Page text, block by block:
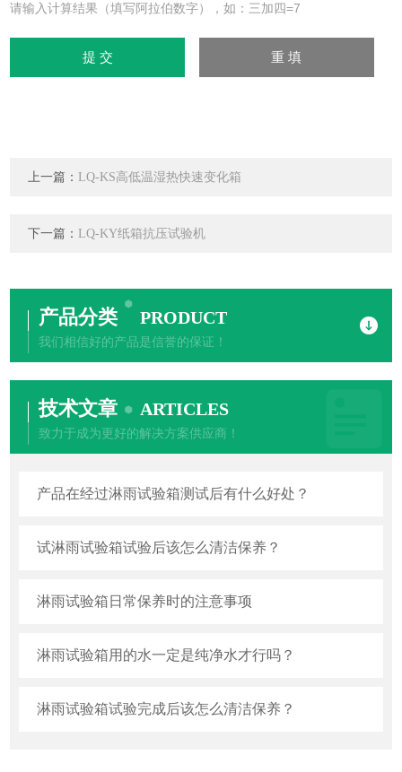
请输入计算结果（填写阿拉伯数字），如：三加四=7
上一篇： LQ-KS高低温湿热快速变化箱
下一篇： LQ-KY纸箱抗压试验机
产品分类 PRODUCT
我们相信好的产品是信誉的保证！
技术文章 ARTICLES
致力于成为更好的解决方案供应商！
产品在经过淋雨试验箱测试后有什么好处？
试淋雨试验箱试验后该怎么清洁保养？
淋雨试验箱日常保养时的注意事项
淋雨试验箱用的水一定是纯净水才行吗？
淋雨试验箱试验完成后该怎么清洁保养？